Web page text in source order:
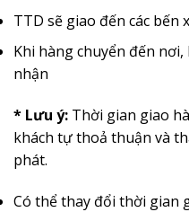
TTD sẽ giao đến các bến
Khi hàng chuyển đến
nhận
* Lưu ý: Thời gian giao
khách tự thoả thuận và
phát.
Có thể thay đổi thời gian